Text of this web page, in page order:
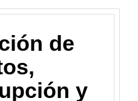
de
y